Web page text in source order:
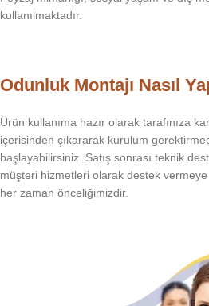
kullanılmaktadır.
Odunluk Montajı Nasıl
Ürün kullanıma hazır olarak tarafınıza
içerisinden çıkararak kurulum
başlayabilirsiniz. Satış sonrası teknik
müşteri hizmetleri olarak destek
her zaman önceliğimizdir.